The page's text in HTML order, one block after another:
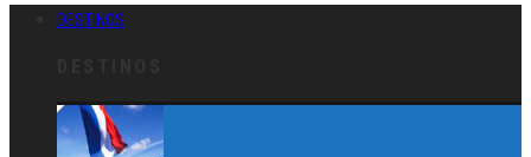
DESTINOS